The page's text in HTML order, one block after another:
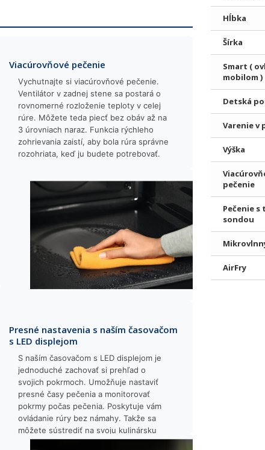
Viacúrovňové pečenie
Vychutnajte si viacúrovňové pečenie.
Ventilátor v zadnej stene sa postará o
rovnomerné rozloženie teploty v celej
rúre. Môžete teda piecť bez obáv až na
3 úrovniach naraz. Funkcia rýchleho
zohrievania zaistí, aby bola rúra správne
rozohriata, keď ju budete potrebovať.
Presné nastavenia s naším časovačom
s LED displejom
S naším časovačom s LED displejom je
jednoduché zachovať si prehľad o
svojich pokrmoch. Umožňuje nastaviť
presné časy pečenia a monitorovať
pokrmy počas pečenia. Poskytuje vám
ovládanie rúry bez námahy. Takže sa
môžete sústrediť na svoju kulinársku
kreativitu.
Hĺbka
Šírka
Smart (
mobilom )
Detská
Varenie v
Výška
pečenie
Pečenie
sondou
AirFry